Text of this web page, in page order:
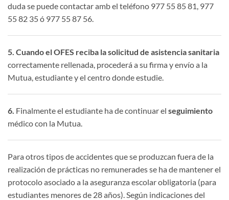
duda se puede contactar amb el teléfono 977 55 85 81, 977
55 82 35 ó 977 55 87 56.
5. Cuando el OFES reciba la solicitud de asistencia sanitaria
correctamente rellenada, procederá a su firma y envío a la
Mutua, estudiante y el centro donde estudie.
6. Finalmente el estudiante ha de continuar el seguimiento
médico con la Mutua.
Para otros tipos de accidentes que se produzcan fuera de la
realización de prácticas no remunerades se ha de mantener el
protocolo asociado a la aseguranza escolar obligatoria (para
estudiantes menores de 28 años). Según indicaciones del